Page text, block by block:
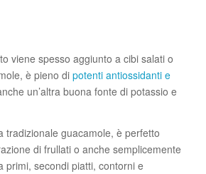
viene spesso aggiunto a cibi salati o
è pieno di potenti antiossidanti e
un’altra buona fonte di potassio e
tradizionale guacamole, è perfetto
di frullati o anche semplicemente
primi, secondi piatti, contorni e